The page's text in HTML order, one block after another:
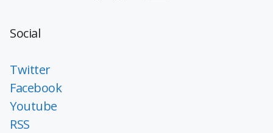
Social
Twitter
Facebook
Youtube
RSS